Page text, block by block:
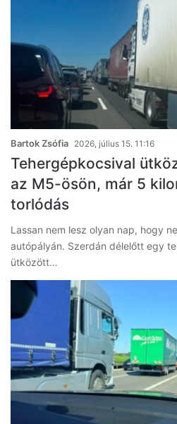
Bartok Zsófia 2026, július 15. 11:16
Tehergépkocsival
az M5-ösön, már 5
torlódás
Lassan nem lesz olyan nap, hogy
autópályán. Szerdán délelőtt egy
ütközött…